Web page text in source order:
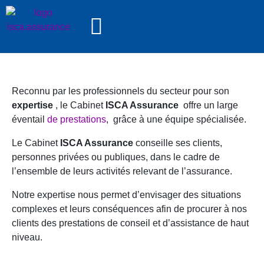
Reconnu par les professionnels du secteur pour son
expertise , le Cabinet ISCA Assurance offre un large
éventail de prestations, grâce à une équipe spécialisée.
Le Cabinet ISCA Assurance conseille ses clients,
personnes privées ou publiques, dans le cadre de
l’ensemble de leurs activités relevant de l’assurance.
Notre expertise nous permet d’envisager des situations
complexes et leurs conséquences afin de procurer à nos
clients des prestations de conseil et d’assistance de haut
niveau.